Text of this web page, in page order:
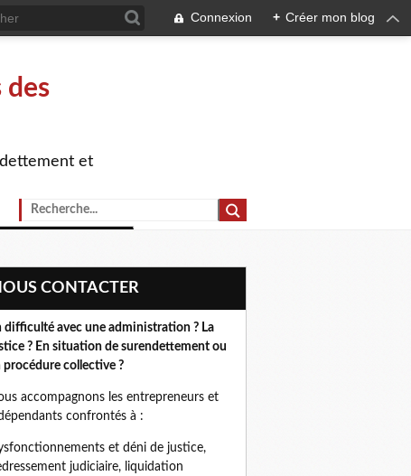
Connexion + Créer mon blog
des
et
NOUS CONTACTER
difficulté avec une administration ? La
? En situation de surendettement ou
procédure collective ?
accompagnons les entrepreneurs et
confrontés à :
et déni de justice,
judiciaire, liquidation